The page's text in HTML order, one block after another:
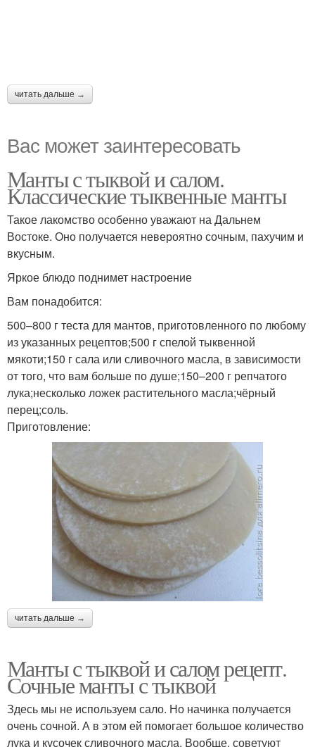
читать дальше →
Вас может заинтересовать
Манты с тыквой и салом.
Классические тыквенные манты
Такое лакомство особенно уважают на Дальнем
Востоке. Оно получается невероятно сочным, пахучим и
вкусным.
Яркое блюдо поднимет настроение
Вам понадобится:
500–800 г теста для мантов, приготовленного по любому
из указанных рецептов;500 г спелой тыквенной
мякоти;150 г сала или сливочного масла, в зависимости
от того, что вам больше по душе;150–200 г репчатого
лука;несколько ложек растительного масла;чёрный
перец;соль.
Приготовление:
читать дальше →
Манты с тыквой и салом рецепт.
Сочные манты с тыквой
Здесь мы не используем сало. Но начинка получается
очень сочной. А в этом ей помогает большое количество
лука и кусочек сливочного масла. Вообще, советуют